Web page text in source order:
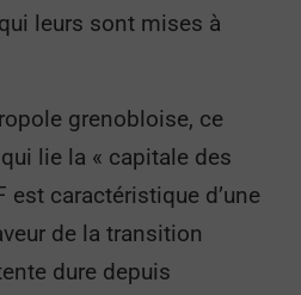
leurs sont mises à
grenobloise, ce
lie la « capitale des
est caractéristique d’une
de la transition
dure depuis